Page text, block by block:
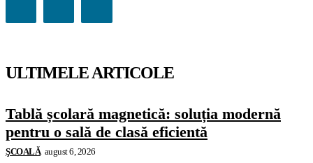
ULTIMELE ARTICOLE
Tablă școlară magnetică: soluția modernă
pentru o sală de clasă eficientă
ŞCOALĂ august 6, 2026